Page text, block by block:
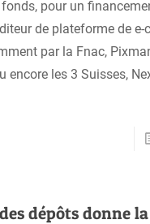
fonds, pour un
de plateforme de e-
par la Fnac,
encore les 3 Suisses,
dépôts donne